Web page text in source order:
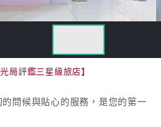
局評鑑三星級旅店】
問候與貼心的服務，是您的第一